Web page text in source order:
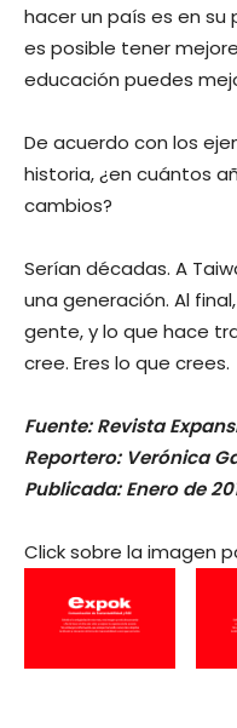
hacer un país es en su
es posible tener
educación puedes
De acuerdo con los
historia, ¿en cuántos
cambios?
Serían décadas. A
una generación. Al
gente, y lo que hace
cree. Eres lo que crees.
Fuente: Revista
Reportero: Verónica
Publicada: Enero de
Click sobre la imagen